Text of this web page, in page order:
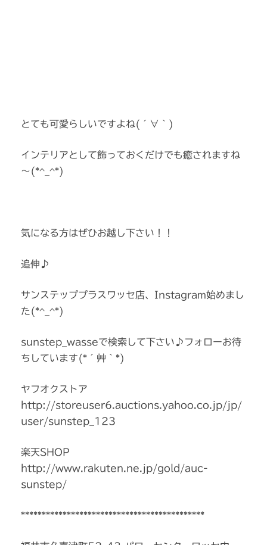
とても可愛らしいですよね(´∀｀)
インテリアとして飾っておくだけでも癒されますね
～(*^_^*)
気になる方はぜひお越し下さい！！
追伸♪
サンステッププラスワッセ店、Instagram始めまし
た(*^_^*)
sunstep_wasseで検索して下さい♪フォローお待
ちしています(*´艸｀*)
ヤフオクストア
http://storeuser6.auctions.yahoo.co.jp/jp/
user/sunstep_123
楽天SHOP
http://www.rakuten.ne.jp/gold/auc-
sunstep/
********************************************